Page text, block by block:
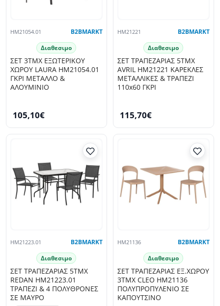
HM21054.01 B2BMARKT
Διαθεσιμο
ΣΕΤ 3ΤΜΧ ΕΞΩΤΕΡΙΚΟΥ
ΧΩΡΟΥ LAURA HM21054.01
ΓΚΡΙ ΜΕΤΑΛΛΟ &
ΑΛΟΥΜΙΝΙΟ
105,10€
HM21221 B2BMARKT
Διαθεσιμο
ΣΕΤ ΤΡΑΠΕΖΑΡΙΑΣ 5ΤΜΧ
AVRIL HM21221 ΚΑΡΕΚΛΕΣ
ΜΕΤΑΛΛΙΚΕΣ & ΤΡΑΠΕΖΙ
110x60 ΓΚΡΙ
115,70€
HM21223.01 B2BMARKT
Διαθεσιμο
ΣΕΤ ΤΡΑΠΕΖΑΡΙΑΣ 5ΤΜΧ
REDAN HM21223.01
ΤΡΑΠΕΖΙ & 4 ΠΟΛΥΘΡΟΝΕΣ
ΣΕ ΜΑΥΡΟ
HM21136 B2BMARKT
Διαθεσιμο
ΣΕΤ ΤΡΑΠΕΖΑΡΙΑΣ ΕΞ.ΧΩΡΟΥ
3ΤΜΧ CLEO HM21136
ΠΟΛΥΠΡΟΠΥΛΕΝΙΟ ΣΕ
ΚΑΠΟΥΤΣΙΝΟ